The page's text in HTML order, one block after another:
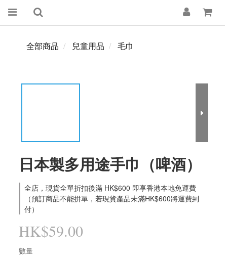
全部商品 兒童用品 毛巾
日本製多用途手巾（啤酒）
全店，現貨全單折扣後滿 HK$600 即享香港本地免運費
（預訂商品不能拼單，若現貨產品未滿HK$600將運費到
付）
HK$59.00
數量